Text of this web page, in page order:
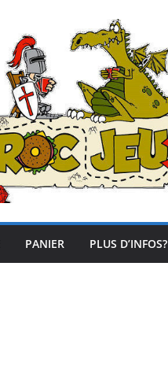
PANIER PLUS D’INFOS?